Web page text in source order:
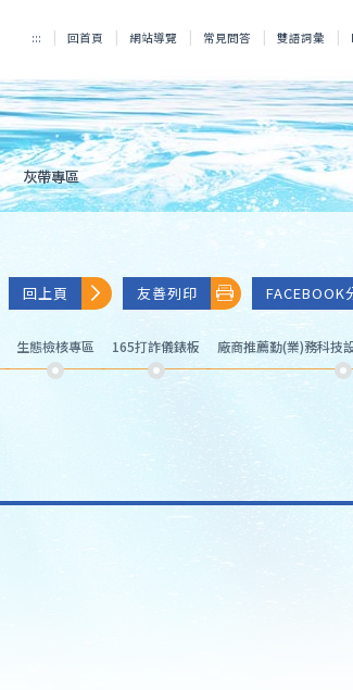
::: 回首頁 網站導覽 常見問答 雙語詞彙
灰帶專區
回上頁 友善列印 FACEBOOK
生態檢核專區 165打詐儀錶板 廠商推薦勤(業)務科技